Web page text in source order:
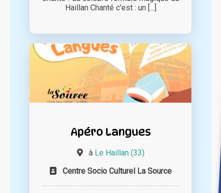
Haillan Chanté c'est : un [...]
Apéro Langues
à Le Haillan (33)
Centre Socio Culturel La Source